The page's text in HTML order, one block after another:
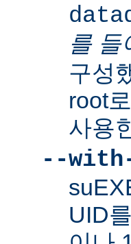
를 들
구성
root
사용
--
UID